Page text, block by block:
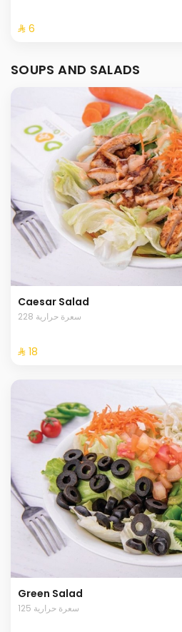
⁨⁦‪‬ 6⁩
SOUPS AND SALADS
Caesar Salad
228 سعرة حرارية
⁨⁦‪‬ 18⁩
Green Salad
125 سعرة حرارية